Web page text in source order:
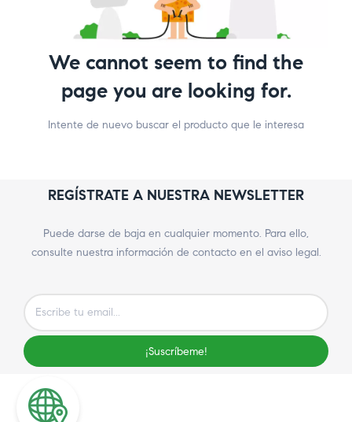
We cannot seem to find the
page you are looking for.
Intente de nuevo buscar el producto que le interesa
REGÍSTRATE A NUESTRA NEWSLETTER
Puede darse de baja en cualquier momento. Para ello,
consulte nuestra información de contacto en el aviso legal.
¡Suscríbeme!